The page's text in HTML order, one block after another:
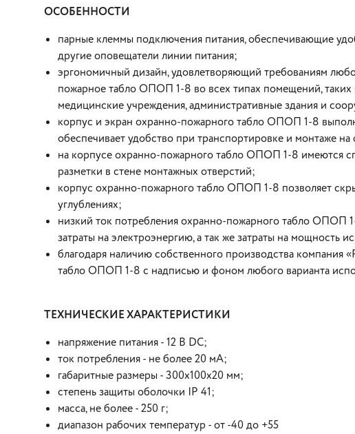
ОСОБЕННОСТИ
парные клеммы подключения питания, обеспечивающие
другие оповещатели линии питания;
эргономичный дизайн, удовлетворяющий требованиям
пожарное табло ОПОП 1-8 во всех типах помещений, таких
медицинские учреждения, административные здания и
корпус и экран охранно-пожарного табло ОПОП 1-8
обеспечивает удобство при транспортировке и монтаже на
на корпусе охранно-пожарного табло ОПОП 1-8 имеются
разметки в стене монтажных отверстий;
корпус охранно-пожарного табло ОПОП 1-8 позволяет
углублениях;
низкий ток потребления охранно-пожарного табло ОПОП
затраты на электроэнергию, а так же затраты на мощность
благодаря наличию собственного производства компания
табло ОПОП 1-8 с надписью и фоном любого варианта
ТЕХНИЧЕСКИЕ ХАРАКТЕРИСТИКИ
напряжение питания - 12 В DC;
ток потребления - не более 20 мА;
габаритные размеры - 300х100х20 мм;
степень защиты оболочки IP 41;
масса, не более - 250 г;
диапазон рабочих температур - от -40 до +55